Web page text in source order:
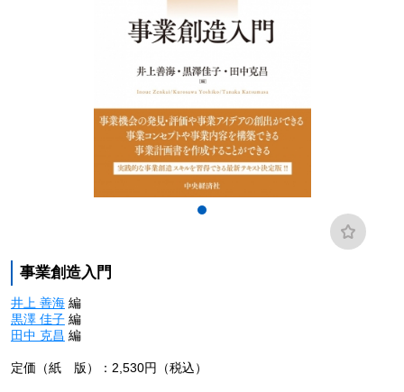
事業創造入門
井上 善海編
黒澤 佳子編
田中 克昌 編
定価（紙 版）：2,530円（税込）